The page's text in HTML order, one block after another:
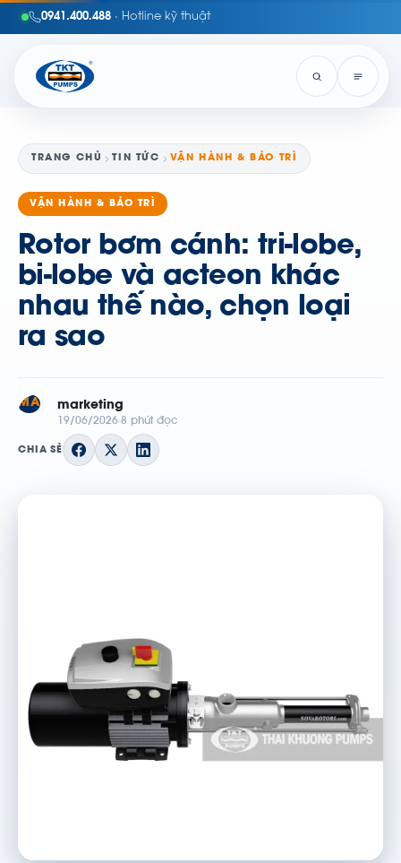
0941.400.488 · Hotline kỹ thuật
TRANG CHỦ TIN TỨC VẬN HÀNH & BẢO TRÌ
VẬN HÀNH & BẢO TRÌ
Rotor bơm cánh: tri-lobe,
bi-lobe và acteon khác
nhau thế nào, chọn loại
ra sao
MA marketing
19/06/2026 8 phút đọc
CHIA SẺ